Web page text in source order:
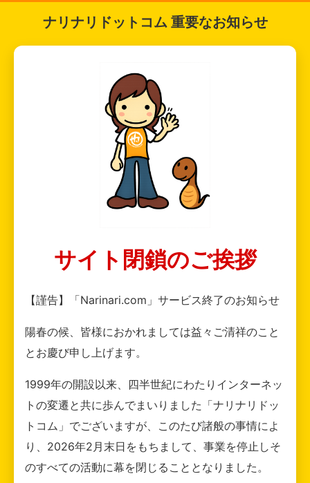
ナリナリドットコム 重要なお知らせ
サイト閉鎖のご挨拶
【謹告】「Narinari.com」サービス終了のお知らせ
陽春の候、皆様におかれましては益々ご清祥のこと
とお慶び申し上げます。
1999年の開設以来、四半世紀にわたりインターネッ
トの変遷と共に歩んでまいりました「ナリナリドッ
トコム」でございますが、このたび諸般の事情によ
り、2026年2月末日をもちまして、事業を停止しそ
のすべての活動に幕を閉じることとなりました。